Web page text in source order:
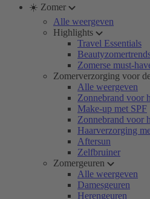
☀️ Zomer
Alle weergeven
Highlights
Travel Essentials
Zomerse must-
Zomerverzorging voor
Alle weergeven
Zonnebrand voor
Make-up met SPF
Zonnebrand voor
Haarverzorging
Aftersun
Zelfbruiner
Zomergeuren
Alle weergeven
Damesgeuren
Herengeuren